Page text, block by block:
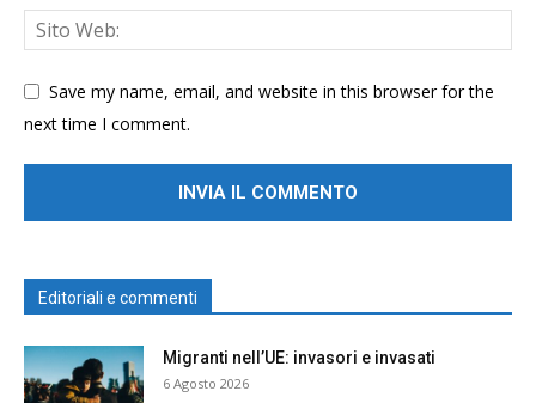
Save my name, email, and website in this browser for the
next time I comment.
Editoriali e commenti
Migranti nell’UE: invasori e invasati
6 Agosto 2026